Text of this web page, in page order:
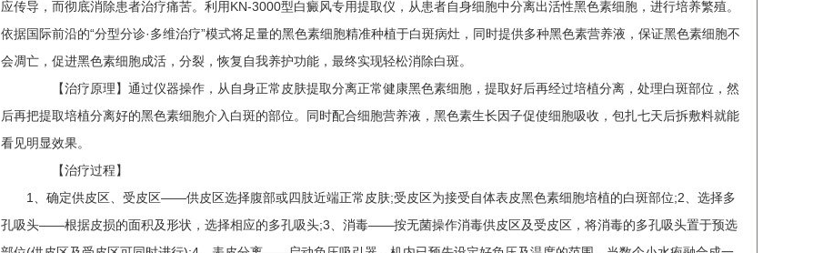
应传导，而彻底消除患者治疗痛苦。利用KN-3000型白癜风专用提取仪，从患者自身细胞中分离出活性黑色素细胞，进行培养繁殖。
依据国际前沿的“分型分诊·多维治疗”模式将足量的黑色素细胞精准种植于白斑病灶，同时提供多种黑色素营养液，保证黑色素细胞不
会凋亡，促进黑色素细胞成活，分裂，恢复自我养护功能，最终实现轻松消除白斑。
【治疗原理】通过仪器操作，从自身正常皮肤提取分离正常健康黑色素细胞，提取好后再经过培植分离，处理白斑部位，然
后再把提取培植分离好的黑色素细胞介入白斑的部位。同时配合细胞营养液，黑色素生长因子促使细胞吸收，包扎七天后拆敷料就能
看见明显效果。
【治疗过程】
1、确定供皮区、受皮区——供皮区选择腹部或四肢近端正常皮肤;受皮区为接受自体表皮黑色素细胞培植的白斑部位;2、选择多
孔吸头——根据皮损的面积及形状，选择相应的多孔吸头;3、消毒——按无菌操作消毒供皮区及受皮区，将消毒的多孔吸头置于预选